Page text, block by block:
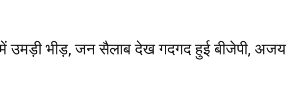
में उमड़ी भीड़, जन सैलाब देख गदगद हुई बीजेपी, अजय